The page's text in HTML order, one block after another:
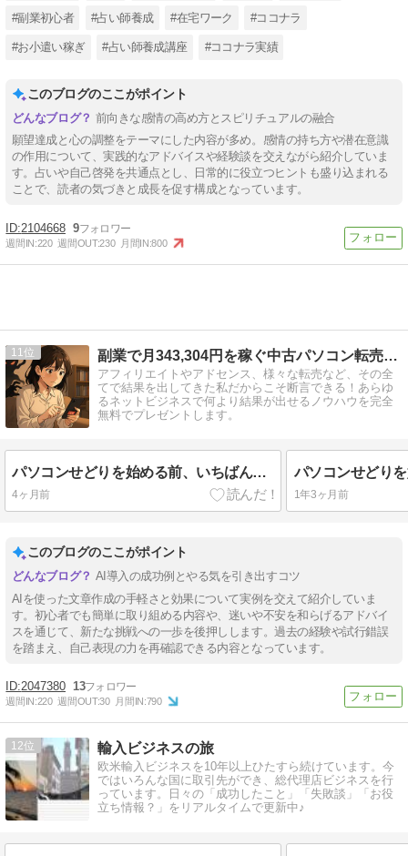
#副業初心者 #占い師養成 #在宅ワーク #ココナラ
#お小遣い稼ぎ #占い師養成講座 #ココナラ実績
このブログのここがポイント
前向きな感情の高め方とスピリチュアルの融合
願望達成と心の調整をテーマにした内容が多め。感情の持ち方や潜在意識
の作用について、実践的なアドバイスや経験談を交えながら紹介していま
す。占いや自己啓発を共通点とし、日常的に役立つヒントも盛り込まれる
ことで、読者の気づきと成長を促す構成となっています。
2104668 9
週間IN:220 週間OUT:230 月間IN:800
11 副業で月343,304円を稼ぐ中古パソコン転売のブログ
アフィリエイトやアドセンス、様々な転売など、その全
てで結果を出してきた私だからこそ断言できる！あらゆ
るネットビジネスで何より結果が出せるノウハウを完全
無料でプレゼントします。
パソコンせどりを始める前、いちばん怖かったこと
4ヶ月前 1年3ヶ月前
このブログのここがポイント
AI導入の成功例とやる気を引き出すコツ
AIを使った文章作成の手軽さと効果について実例を交えて紹介していま
す。初心者でも簡単に取り組める内容や、迷いや不安を和らげるアドバイ
スを通じて、新たな挑戦への一歩を後押しします。過去の経験や試行錯誤
を踏まえ、自己表現の力を再確認できる内容となっています。
2047380 13
週間IN:220 週間OUT:30 月間IN:790
12 輸入ビジネスの旅
欧米輸入ビジネスを10年以上ひたすら続けています。今
ではいろんな国に取引先ができ、総代理店ビジネスを行
っています。日々の「成功したこと」「失敗談」「お役
立ち情報？」をリアルタイムで更新中♪